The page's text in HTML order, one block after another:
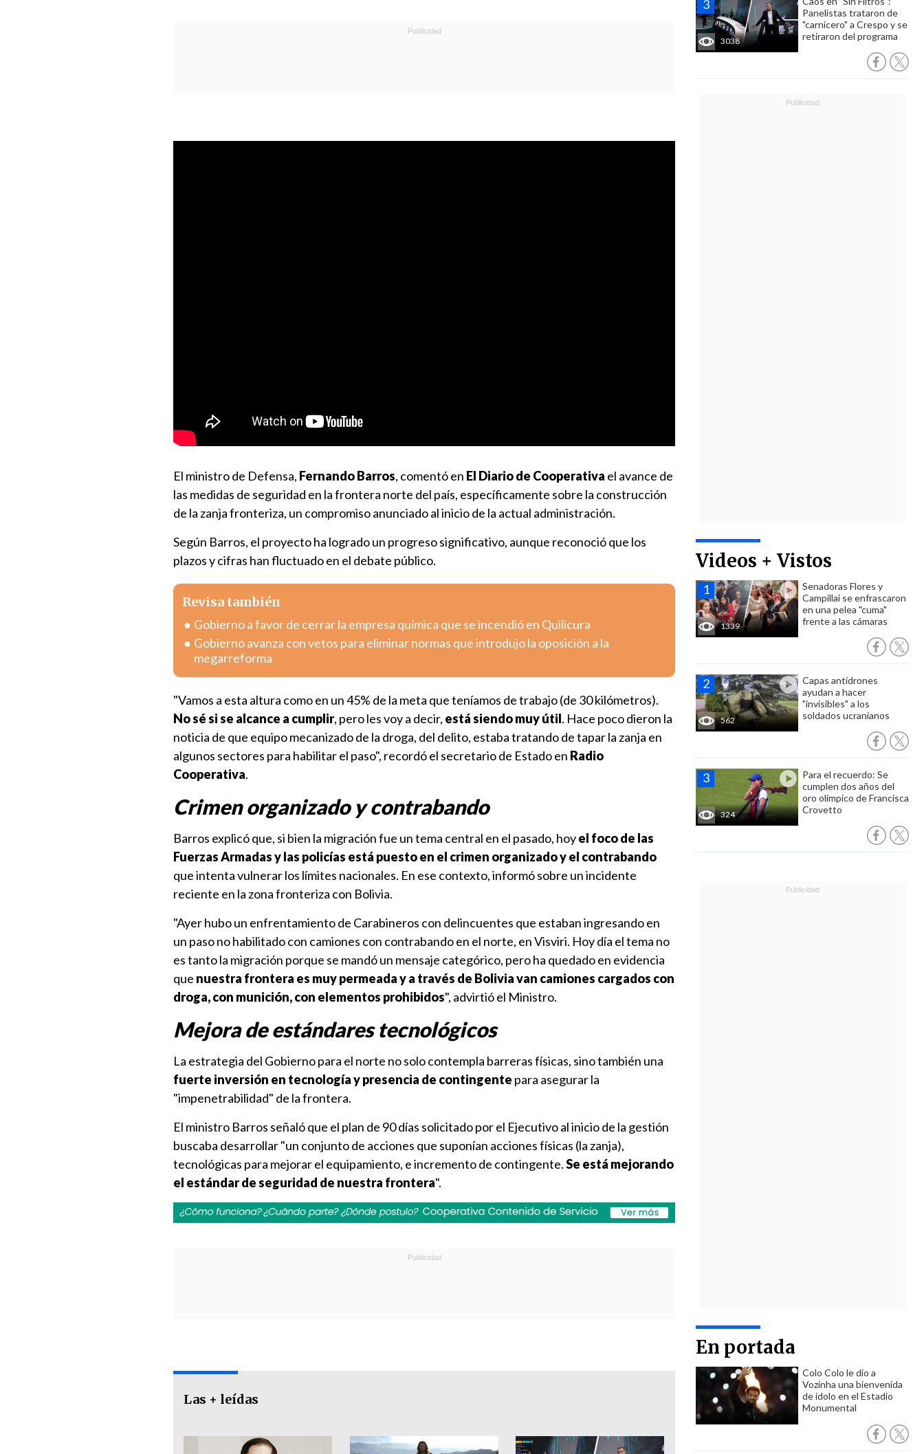
3038
Panelistas trataron de
"carnicero" a Crespo y se
retiraron del programa
Videos + Vistos
1339
Senadoras Flores y
Campillai se enfrascaron
en una pelea "cuma"
frente a las cámaras
562
Capas antidrones
ayudan a hacer
"invisibles" a los
soldados ucranianos
324
Para el recuerdo: Se
cumplen dos años del
oro olímpico de Francisca
Crovetto
En portada
Colo Colo le dio a
Vozinha una bienvenida
de ídolo en el Estadio
Monumental
El ministro de Defensa, Fernando Barros, comentó en El Diario de Cooperativa el avance de
las medidas de seguridad en la frontera norte del país, específicamente sobre la construcción
de la zanja fronteriza, un compromiso anunciado al inicio de la actual administración.
Según Barros, el proyecto ha logrado un progreso significativo, aunque reconoció que los
plazos y cifras han fluctuado en el debate público.
Revisa también
Gobierno a favor de cerrar la empresa química que se incendió en Quilicura
Gobierno avanza con vetos para eliminar normas que introdujo la oposición a la
megarreforma
"Vamos a esta altura como en un 45% de la meta que teníamos de trabajo (de 30 kilómetros).
No sé si se alcance a cumplir, pero les voy a decir, está siendo muy útil. Hace poco dieron la
noticia de que equipo mecanizado de la droga, del delito, estaba tratando de tapar la zanja en
algunos sectores para habilitar el paso", recordó el secretario de Estado en Radio
Cooperativa.
Crimen organizado y contrabando
Barros explicó que, si bien la migración fue un tema central en el pasado, hoyel foco de las
Fuerzas Armadas y las policías está puesto en el crimen organizado y el contrabando
que intenta vulnerar los límites nacionales. En ese contexto, informó sobre un incidente
reciente en la zona fronteriza con Bolivia.
"Ayer hubo un enfrentamiento de Carabineros con delincuentes que estaban ingresando en
un paso no habilitado con camiones con contrabando en el norte, en Visviri. Hoy día el tema no
es tanto la migración porque se mandó un mensaje categórico, pero ha quedado en evidencia
que nuestra frontera es muy permeada y a través de Bolivia van camiones cargados con
droga, con munición, con elementos prohibidos", advirtió el Ministro.
Mejora de estándares tecnológicos
La estrategia del Gobierno para el norte no solo contempla barreras físicas, sino también una
fuerte inversión en tecnología y presencia de contingente para asegurar la
"impenetrabilidad" de la frontera.
El ministro Barros señaló que el plan de 90 días solicitado por el Ejecutivo al inicio de la gestión
buscaba desarrollar "un conjunto de acciones que suponían acciones físicas (la zanja),
tecnológicas para mejorar el equipamiento, e incremento de contingente.Se está mejorando
el estándar de seguridad de nuestra frontera".
Las + leídas